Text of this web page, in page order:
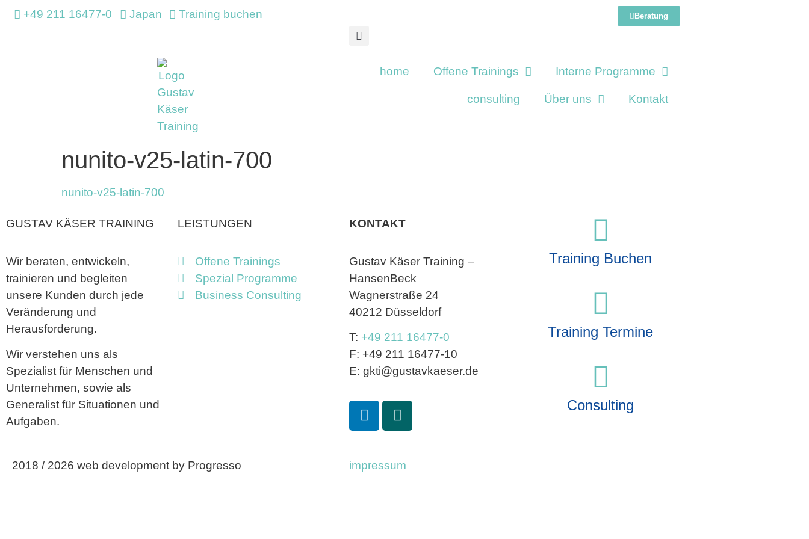
+49 211 16477-0 Japan Training buchen Beratung
home Offene Trainings Interne Programme
consulting Über uns Kontakt
nunito-v25-latin-700
nunito-v25-latin-700
GUSTAV KÄSER TRAINING
Wir beraten, entwickeln,
trainieren und begleiten
unsere Kunden durch jede
Veränderung und
Herausforderung.
Wir verstehen uns als
Spezialist für Menschen und
Unternehmen, sowie als
Generalist für Situationen und
Aufgaben.
LEISTUNGEN
Offene Trainings
Spezial Programme
Business Consulting
KONTAKT
Gustav Käser Training –
HansenBeck
Wagnerstraße 24
40212 Düsseldorf
T: +49 211 16477-0
F: +49 211 16477-10
E: gkti@gustavkaeser.de
Training Buchen
Training Termine
Consulting
2018 / 2026 web development by Progresso impressum